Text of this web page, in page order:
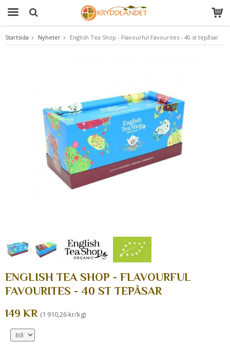
Produkten har blivit tillagd i varukorgen
Startsida Nyheter English Tea Shop - Flavourful Favourites - 40 st tepåsar
ENGLISH TEA SHOP - FLAVOURFUL
FAVOURITES - 40 ST TEPÅSAR
149 KR (1 910,26 kr/kg)